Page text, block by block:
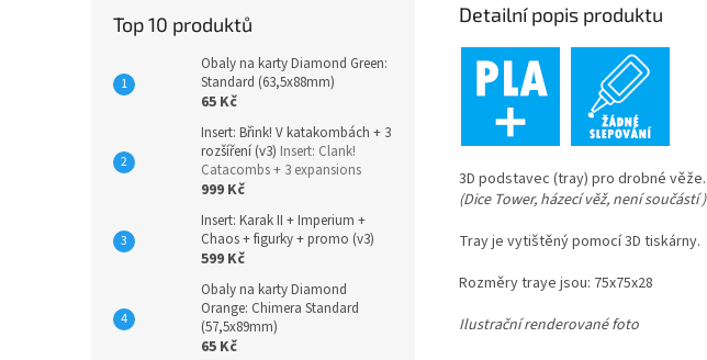
Top 10 produktů
Obaly na karty Diamond Green:
Standard (63,5x88mm)
65 Kč
Insert: Břink! V katakombách + 3
rozšíření (v3) Insert: Clank!
Catacombs + 3 expansions
999 Kč
Insert: Karak II + Imperium +
Chaos + figurky + promo (v3)
599 Kč
Obaly na karty Diamond
Orange: Chimera Standard
(57,5x89mm)
65 Kč
Detailní popis produktu
3D podstavec (tray) pro drobné věže.
(Dice Tower, házecí věž, není součástí )
Tray je vytištěný pomocí 3D tiskárny.
Rozměry traye jsou: 75x75x28
Ilustrační renderované foto